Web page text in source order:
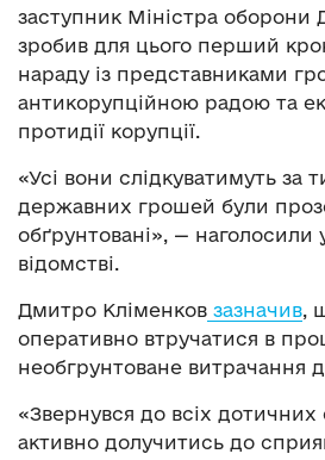
заступник Міністра оборони
зробив для цього перший
нараду із представниками
антикорупційною радою та
протидії корупції.
«Усі вони слідкуватимуть за
державних грошей були
обґрунтовані», —
відомстві.
Дмитро Кліменков зазначив,
оперативно втручатися в
необгрунтоване витрачання
«Звернувся до всіх дотичних
активно долучитись до